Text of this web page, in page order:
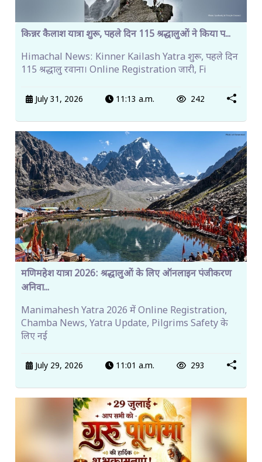
किन्नर कैलाश यात्रा शुरू, पहले दिन 115 श्रद्धालुओं ने किया प...
Himachal News: Kinner Kailash Yatra शुरू, पहले दिन
115 श्रद्धालु रवाना। Online Registration जारी, Fi
July 31, 2026 11:13 a.m. 242
मणिमहेश यात्रा 2026: श्रद्धालुओं के लिए ऑनलाइन पंजीकरण
अनिवा...
Manimahesh Yatra 2026 में Online Registration,
Chamba News, Yatra Update, Pilgrims Safety के
लिए नई
July 29, 2026 11:01 a.m. 293